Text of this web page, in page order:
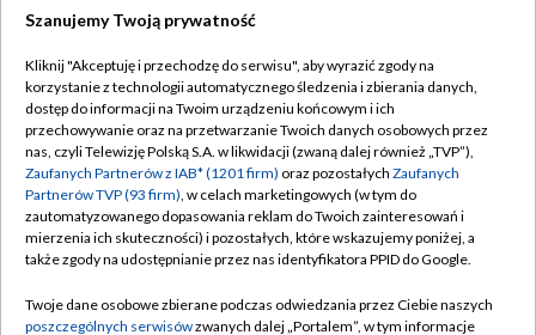
TVP
Abonament TVP
Emisja w TVP
Centrum informacji TVP
Naziemna Telewizja Cyfrowa
Rada Programowa
Regulamin TVP
Polityka prywatności
Moje zgody
Pomoc
Kontakt
Szanujemy Twoją prywatność
Kliknij "Akceptuję i przechodzę do serwisu", aby wyrazić zgody na
korzystanie z technologii automatycznego śledzenia i zbierania danych,
dostęp do informacji na Twoim urządzeniu końcowym i ich
przechowywanie oraz na przetwarzanie Twoich danych osobowych przez
nas, czyli Telewizję Polską S.A. w likwidacji (zwaną dalej również „TVP”),
Zaufanych Partnerów z IAB* (1201 firm) oraz pozostałych Zaufanych
Partnerów TVP (93 firm), w celach marketingowych (w tym do
zautomatyzowanego dopasowania reklam do Twoich zainteresowań i
mierzenia ich skuteczności) i pozostałych, które wskazujemy poniżej, a
także zgody na udostępnianie przez nas identyfikatora PPID do Google.
Twoje dane osobowe zbierane podczas odwiedzania przez Ciebie naszych
poszczególnych serwisówzwanych dalej „Portalem”, w tym informacje